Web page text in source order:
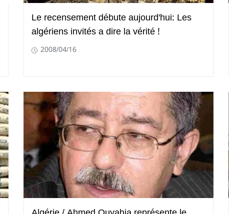
Le recensement débute aujourd'hui: Les
algériens invités a dire la vérité !
2008/04/16